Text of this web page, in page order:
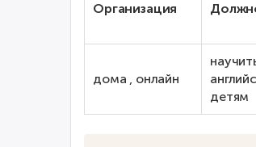
Организация
дома , онлайн
детям